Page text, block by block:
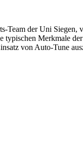
Team der Uni
Merkmale
von Auto-Tune